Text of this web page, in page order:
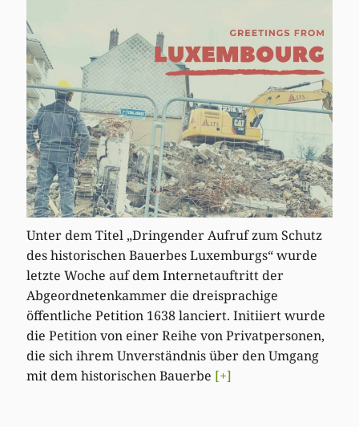
Unter dem Titel „Dringender Aufruf zum Schutz
des historischen Bauerbes Luxemburgs“ wurde
letzte Woche auf dem Internetauftritt der
Abgeordnetenkammer die dreisprachige
öffentliche Petition 1638 lanciert. Initiiert wurde
die Petition von einer Reihe von Privatpersonen,
die sich ihrem Unverständnis über den Umgang
mit dem historischen Bauerbe [+]